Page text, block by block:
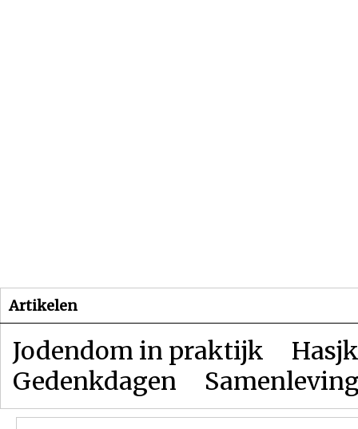
Artikelen
Jodendom in praktijk
Gedenkdagen